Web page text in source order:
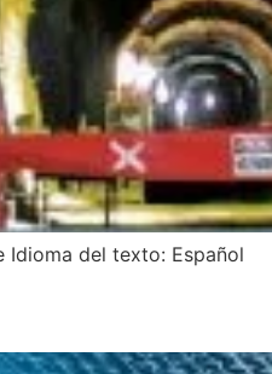
Idioma del texto: Español